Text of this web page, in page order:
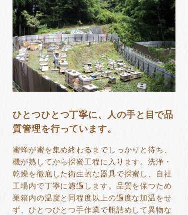
ひとつひとつ丁寧に、人の手と目で品
質管理を行っています。
蜜蜂が蜜を集め終わるまでしっかりと待ち、
機が熟してから採蜜工程に入ります。洗浄・
乾燥を徹底した衛生的な器具で採蜜し、自社
工場内で丁寧に濾過します。品質を保つため
巣箱内の温度と同程度以上の過度な加温をせ
ず、ひとつひとつ手作業で瓶詰めして異物な